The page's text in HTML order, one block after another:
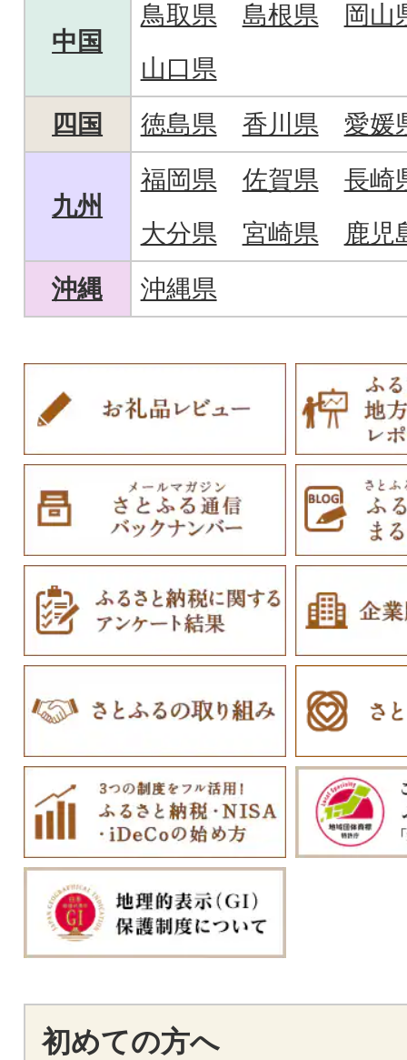
中国
鳥取県 島根県
岡山
山口県
四国
徳島県 香川県 愛媛
九州
福岡県 佐賀県
長崎
大分県
宮崎県
鹿児
沖縄
沖縄県
初めての方へ